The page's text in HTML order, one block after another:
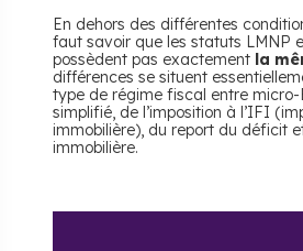
En dehors des différentes
faut savoir que les statuts LMNP
possèdent pas exactement la
différences se situent
type de régime fiscal entre micro-
simplifié, de l’imposition à l’IFI
immobilière), du report du déficit
immobilière.